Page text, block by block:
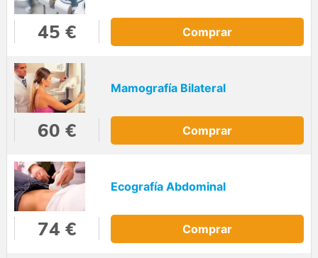
45 € Comprar
Mamografía Bilateral
60 € Comprar
Ecografía Abdominal
74 € Comprar